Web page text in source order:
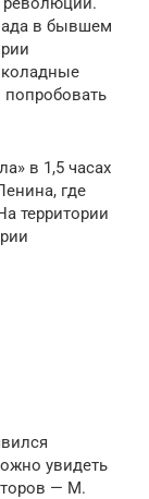
в бывшем
в 1,5 часах
где
территории
увидеть
— М.